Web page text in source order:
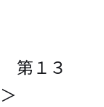
１３